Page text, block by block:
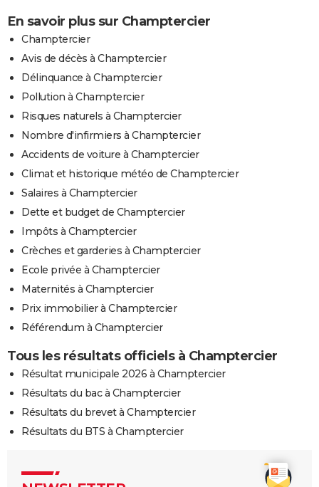
En savoir plus sur Champtercier
Champtercier
Avis de décès à Champtercier
Délinquance à Champtercier
Pollution à Champtercier
Risques naturels à Champtercier
Nombre d'infirmiers à Champtercier
Accidents de voiture à Champtercier
Climat et historique météo de Champtercier
Salaires à Champtercier
Dette et budget de Champtercier
Impôts à Champtercier
Crèches et garderies à Champtercier
Ecole privée à Champtercier
Maternités à Champtercier
Prix immobilier à Champtercier
Référendum à Champtercier
Tous les résultats officiels à Champtercier
Résultat municipale 2026 à Champtercier
Résultats du bac à Champtercier
Résultats du brevet à Champtercier
Résultats du BTS à Champtercier